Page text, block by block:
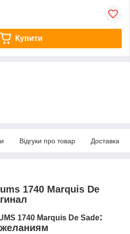
Купити
Відгуки про товар Доставка
1740 Marquis De
1740 Marquis De Sade: